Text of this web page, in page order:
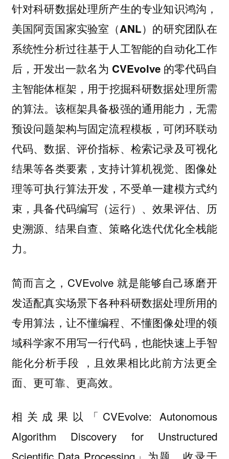
针对科研数据处理所产生的专业知识鸿沟，
美国阿贡国家实验室（ANL）的研究团队在
系统性分析过往基于人工智能的自动化工作
后，开发出一款名为 CVEvolve 的零代码自
主智能体框架， 用于挖掘科研数据处理所需
的算法。该框架具备极强的通用能力，无需
预设问题架构与固定流程模板，可闭环联动
代码、数据、评价指标、检索记录及可视化
结果等各类要素，支持计算机视觉、图像处
理等可执行算法开发，不受单一建模方式约
束，具备代码编写（运行）、效果评估、历
史溯源、结果自查、策略化迭代优化全栈能
力。
简而言之，CVEvolve 就是能够自己琢磨开
发适配真实场景下各种科研数据处理所用的
专用算法，让不懂编程、不懂图像处理的领
域科学家不用写一行代码，也能快速上手智
能化分析手段 ，且效果相比此前方法更全
面、更可靠、更高效。
相关成果以「CVEvolve: Autonomous
Algorithm Discovery for Unstructured